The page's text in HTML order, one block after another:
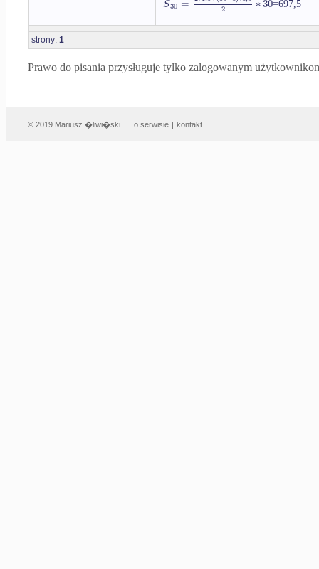
S30 =
2
∗30=697,5
strony: 1
Prawo do pisania przysługuje tylko zalogowanym
© 2019 Mariusz �liwi�ski o serwisie | kontakt